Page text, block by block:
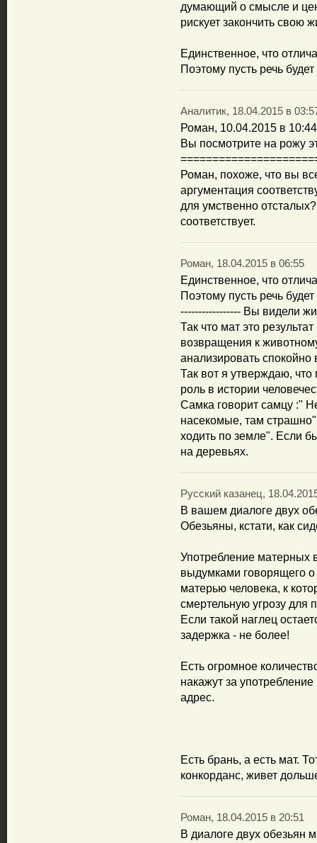
думающий о смысле и
рискует закончить свою
Единственное, что
Поэтому пусть речь
Аналитик, 18.04.2015 в
Роман, 10.04.2015 в 10:44
Вы посмотрите на рожу
Роман, похоже, что вы
аргументация
для умственно
соответствует.
Роман, 18.04.2015 в 06:55
Единственное, что
Поэтому пусть речь
----------------- Вы видели
Так что мат это
возвращения к
анализировать
Так вот я утверждаю,
роль в истории
Самка говорит самцу :"
насекомые, там
ходить по земле". Если
на деревьях.
Русский казанец,
В вашем диалоге двух
Обезьяны, кстати, как
Употребление
выдумками говорящего
матерью человека, к
смертельную угрозу для
Если такой наглец
задержка - не более!
Есть огромное
накажут за
адрес.
Есть брань, а есть мат.
конкорданс, живет
Роман, 18.04.2015 в 20:51
В диалоге двух обезьян